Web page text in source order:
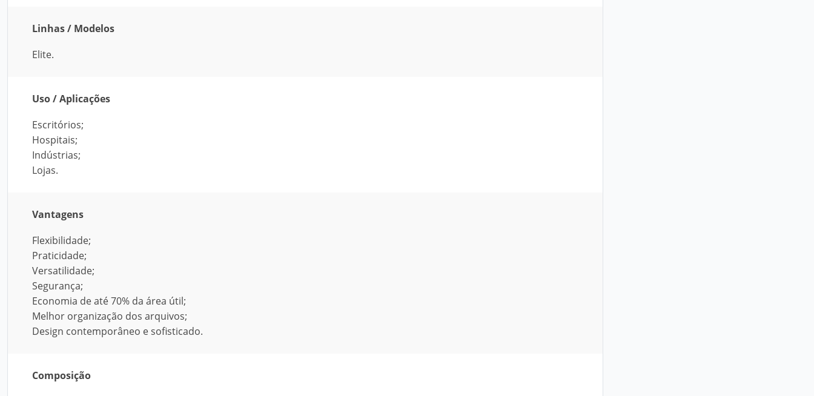
Linhas / Modelos
Elite.
Uso / Aplicações
Escritórios;
Hospitais;
Indústrias;
Lojas.
Vantagens
Flexibilidade;
Praticidade;
Versatilidade;
Segurança;
Economia de até 70% da área útil;
Melhor organização dos arquivos;
Design contemporâneo e sofisticado.
Composição